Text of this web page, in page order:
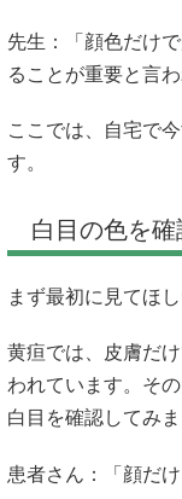
先生：「顔色だけ
ることが重要と言
ここでは、自宅で
す。
白目の色を確
まず最初に見てほ
黄疸では、皮膚だ
われています。そ
白目を確認してみま
患者さん：「顔だ